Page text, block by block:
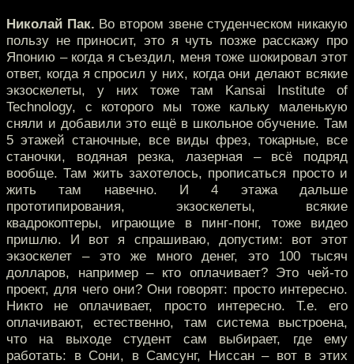
Николай Пак. Во втором звене студенческом никакую
пользу не приносит, это я чуть позже расскажу про
Японию – когда я съездил, меня тоже шокировал этот
ответ, когда я спросил у них, когда они делают всякие
экзоскелеты, у них тоже там Kansai Institute of
Technology, с которого мы тоже кальку маленькую
сняли и добавили это ещё в школьное обучение. Там
5 этажей станочные, все виды фрез, токарные, все
станочки, водяная резка, лазерная – всё подряд
вообще. Там жить захотелось, прописаться просто и
жить там навечно. И 4 этажа дальше
прототипирования, экзоскелеты, всякие
квадрокоптеры, играющие в пинг-понг, тоже видео
пришлю. И вот я спрашиваю, допустим: вот этот
экзоскелет – это же много денег, это 100 тысяч
долларов, например – кто оплачивает? Это чей-то
проект, для чего они? Они говорят: просто интересно.
Никто не оплачивает, просто интересно. Т.е. его
оплачивают, естественно, там система выстроена,
что на выходе студент сам выбирает, где ему
работать: в Сони, в Самсунг, Ниссан – вот в этих